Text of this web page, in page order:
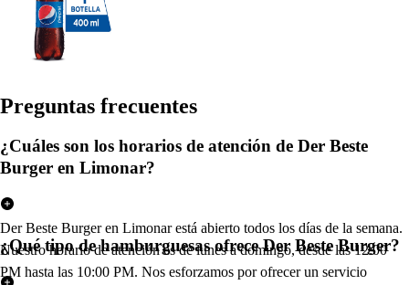
Preguntas frecuentes
¿Cuáles son los horarios de atención de Der Beste
Burger en Limonar?
Der Beste Burger en Limonar está abierto todos los días de la semana.
Nuestro horario de atención es de lunes a domingo, desde las 12:00
PM hasta las 10:00 PM. Nos esforzamos por ofrecer un servicio
¿Qué tipo de hamburguesas ofrece Der Beste Burger?